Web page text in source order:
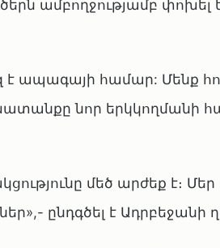
ամբողջությամբ փոխել
ապագայի համար: Մենք
նոր երկկողմանի
մեծ արժեք է։
ընդգծել է Ադրբեջանի